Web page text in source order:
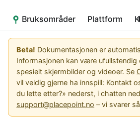
Placepoint
Bruksområder Plattform
Beta! Dokumentasjonen er
Informasjonen kan være ufullstendig
spesielt skjermbilder og videoer. Se
vil veldig gjerne ha innspill: Kontakt
du lette etter?» nederst, i chatten
support@placepoint.no – vi svarer